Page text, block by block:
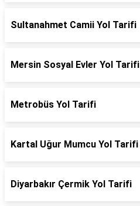
Sultanahmet Camii Yol Tarifi
Mersin Sosyal Evler Yol Tarifi
Metrobüs Yol Tarifi
Kartal Uğur Mumcu Yol Tarifi
Diyarbakır Çermik Yol Tarifi